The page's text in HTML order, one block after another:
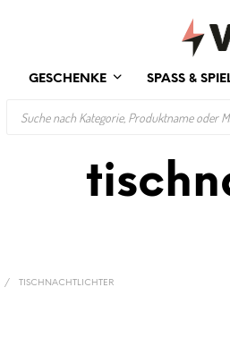
GESCHENKE SPASS &
/ TISCHNACHTLICHTER